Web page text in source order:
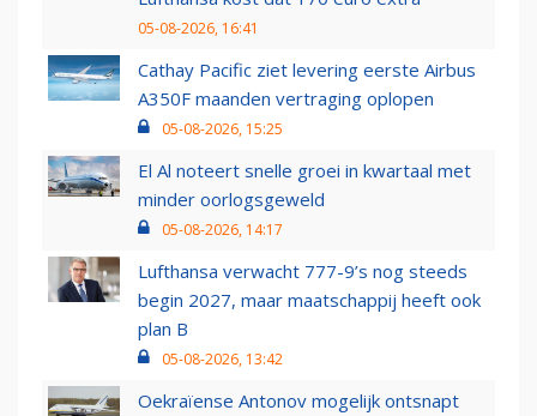
05-08-2026, 16:41
Cathay Pacific ziet levering eerste Airbus
A350F maanden vertraging oplopen
05-08-2026, 15:25
El Al noteert snelle groei in kwartaal met
minder oorlogsgeweld
05-08-2026, 14:17
Lufthansa verwacht 777-9’s nog steeds
begin 2027, maar maatschappij heeft ook
plan B
05-08-2026, 13:42
Oekraïense Antonov mogelijk ontsnapt